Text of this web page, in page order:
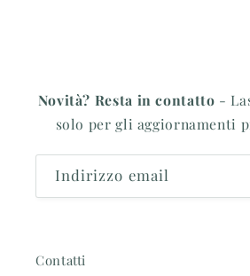
Novità? Resta in contatto -
solo per gli aggiornamenti
Indirizzo email
Contatti